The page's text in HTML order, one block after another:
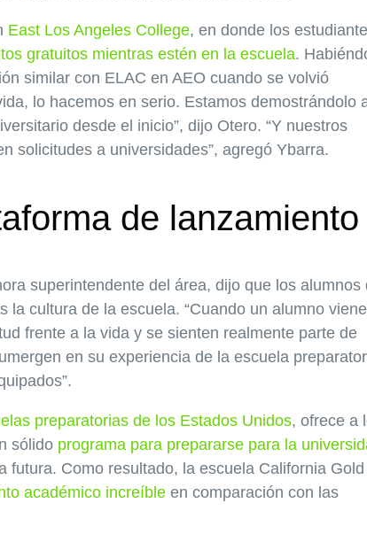
East Los Angeles College, en donde los
gratuitos mientras estén en la escuela.
similar con ELAC en AEO cuando se volvió
lo hacemos en serio. Estamos demostrándolo
desde el inicio”, dijo Otero. “Y nuestros
solicitudes a universidades”, agregó Ybarra.
de lanzamiento
superintendente del área, dijo que los alumnos
cultura de la escuela. “Cuando un alumno
frente a la vida y se sienten realmente parte de
en su experiencia de la escuela
preparatorias de los Estados Unidos, ofrece a
sólido programa para prepararse para la
Como resultado, la escuela California Gold
académico increíble en comparación con las